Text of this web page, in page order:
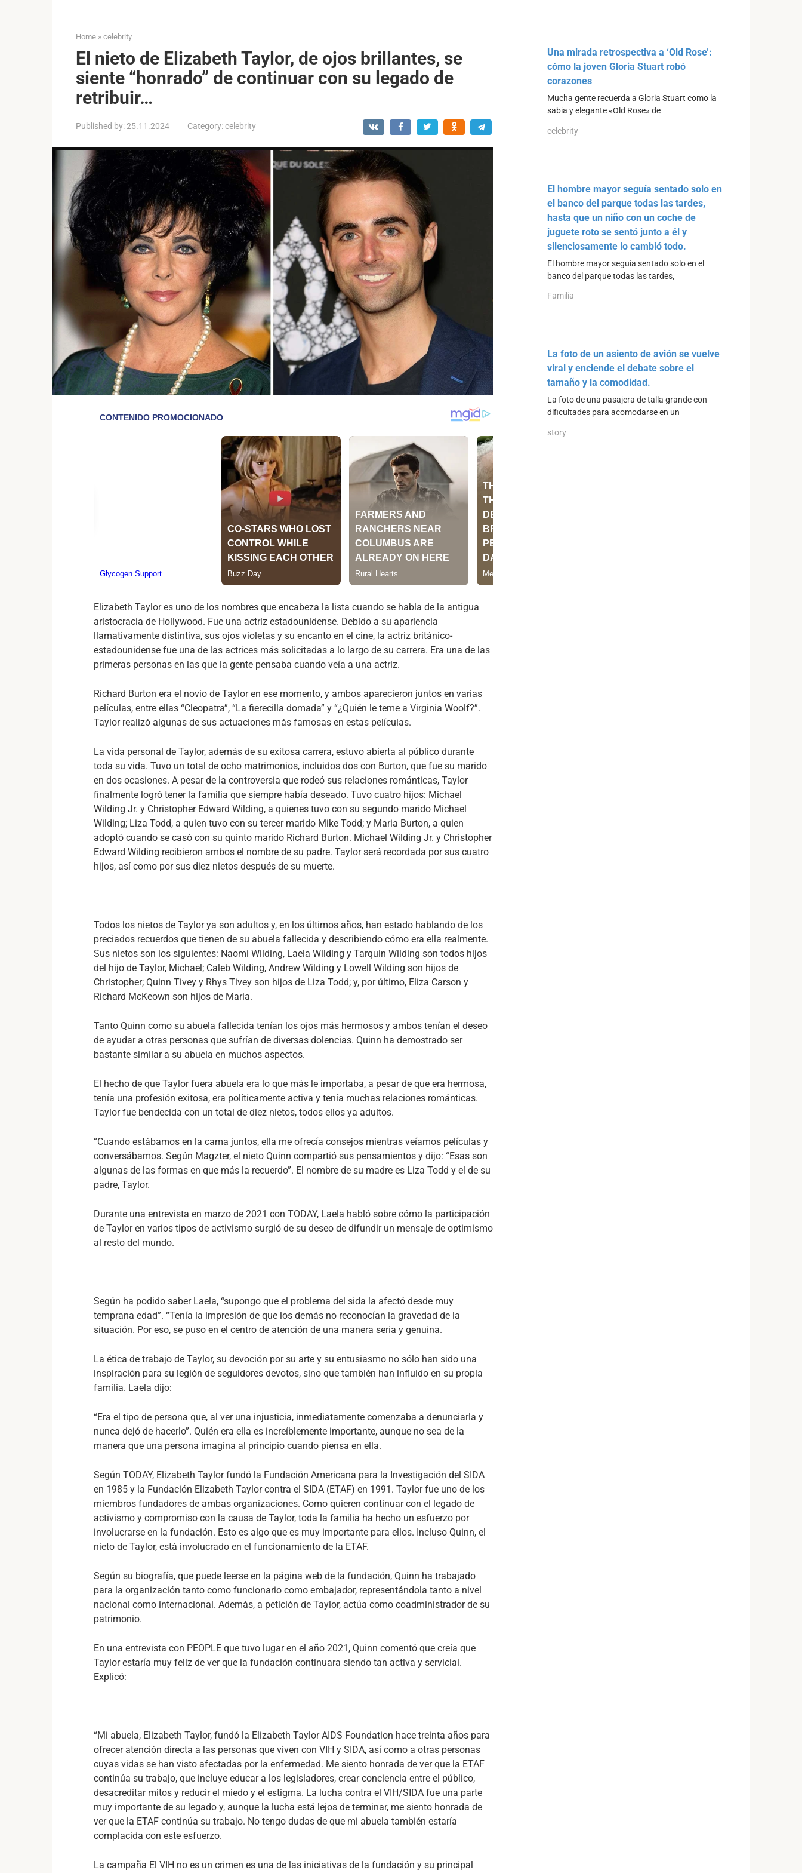
Home » celebrity
El nieto de Elizabeth Taylor, de ojos brillantes, se
siente “honrado” de continuar con su legado de
retribuir…
Published by:25.11.2024 Category:celebrity
Elizabeth Taylor es uno de los nombres que encabeza la lista cuando se habla de la antigua
aristocracia de Hollywood. Fue una actriz estadounidense. Debido a su apariencia
llamativamente distintiva, sus ojos violetas y su encanto en el cine, la actriz británico-
estadounidense fue una de las actrices más solicitadas a lo largo de su carrera. Era una de las
primeras personas en las que la gente pensaba cuando veía a una actriz.
Richard Burton era el novio de Taylor en ese momento, y ambos aparecieron juntos en varias
películas, entre ellas “Cleopatra”, “La fierecilla domada” y “¿Quién le teme a Virginia Woolf?”.
Taylor realizó algunas de sus actuaciones más famosas en estas películas.
La vida personal de Taylor, además de su exitosa carrera, estuvo abierta al público durante
toda su vida. Tuvo un total de ocho matrimonios, incluidos dos con Burton, que fue su marido
en dos ocasiones. A pesar de la controversia que rodeó sus relaciones románticas, Taylor
finalmente logró tener la familia que siempre había deseado. Tuvo cuatro hijos: Michael
Wilding Jr. y Christopher Edward Wilding, a quienes tuvo con su segundo marido Michael
Wilding; Liza Todd, a quien tuvo con su tercer marido Mike Todd; y Maria Burton, a quien
adoptó cuando se casó con su quinto marido Richard Burton. Michael Wilding Jr. y Christopher
Edward Wilding recibieron ambos el nombre de su padre. Taylor será recordada por sus cuatro
hijos, así como por sus diez nietos después de su muerte.
Todos los nietos de Taylor ya son adultos y, en los últimos años, han estado hablando de los
preciados recuerdos que tienen de su abuela fallecida y describiendo cómo era ella realmente.
Sus nietos son los siguientes: Naomi Wilding, Laela Wilding y Tarquin Wilding son todos hijos
del hijo de Taylor, Michael; Caleb Wilding, Andrew Wilding y Lowell Wilding son hijos de
Christopher; Quinn Tivey y Rhys Tivey son hijos de Liza Todd; y, por último, Eliza Carson y
Richard McKeown son hijos de Maria.
Tanto Quinn como su abuela fallecida tenían los ojos más hermosos y ambos tenían el deseo
de ayudar a otras personas que sufrían de diversas dolencias. Quinn ha demostrado ser
bastante similar a su abuela en muchos aspectos.
El hecho de que Taylor fuera abuela era lo que más le importaba, a pesar de que era hermosa,
tenía una profesión exitosa, era políticamente activa y tenía muchas relaciones románticas.
Taylor fue bendecida con un total de diez nietos, todos ellos ya adultos.
“Cuando estábamos en la cama juntos, ella me ofrecía consejos mientras veíamos películas y
conversábamos. Según Magzter, el nieto Quinn compartió sus pensamientos y dijo: “Esas son
algunas de las formas en que más la recuerdo”. El nombre de su madre es Liza Todd y el de su
padre, Taylor.
Durante una entrevista en marzo de 2021 con TODAY, Laela habló sobre cómo la participación
de Taylor en varios tipos de activismo surgió de su deseo de difundir un mensaje de optimismo
al resto del mundo.
Según ha podido saber Laela, “supongo que el problema del sida la afectó desde muy
temprana edad”. “Tenía la impresión de que los demás no reconocían la gravedad de la
situación. Por eso, se puso en el centro de atención de una manera seria y genuina.
La ética de trabajo de Taylor, su devoción por su arte y su entusiasmo no sólo han sido una
inspiración para su legión de seguidores devotos, sino que también han influido en su propia
familia. Laela dijo:
“Era el tipo de persona que, al ver una injusticia, inmediatamente comenzaba a denunciarla y
nunca dejó de hacerlo”. Quién era ella es increíblemente importante, aunque no sea de la
manera que una persona imagina al principio cuando piensa en ella.
Según TODAY, Elizabeth Taylor fundó la Fundación Americana para la Investigación del SIDA
en 1985 y la Fundación Elizabeth Taylor contra el SIDA (ETAF) en 1991. Taylor fue uno de los
miembros fundadores de ambas organizaciones. Como quieren continuar con el legado de
activismo y compromiso con la causa de Taylor, toda la familia ha hecho un esfuerzo por
involucrarse en la fundación. Esto es algo que es muy importante para ellos. Incluso Quinn, el
nieto de Taylor, está involucrado en el funcionamiento de la ETAF.
Según su biografía, que puede leerse en la página web de la fundación, Quinn ha trabajado
para la organización tanto como funcionario como embajador, representándola tanto a nivel
nacional como internacional. Además, a petición de Taylor, actúa como coadministrador de su
patrimonio.
En una entrevista con PEOPLE que tuvo lugar en el año 2021, Quinn comentó que creía que
Taylor estaría muy feliz de ver que la fundación continuara siendo tan activa y servicial.
Explicó:
“Mi abuela, Elizabeth Taylor, fundó la Elizabeth Taylor AIDS Foundation hace treinta años para
ofrecer atención directa a las personas que viven con VIH y SIDA, así como a otras personas
cuyas vidas se han visto afectadas por la enfermedad. Me siento honrada de ver que la ETAF
continúa su trabajo, que incluye educar a los legisladores, crear conciencia entre el público,
desacreditar mitos y reducir el miedo y el estigma. La lucha contra el VIH/SIDA fue una parte
muy importante de su legado y, aunque la lucha está lejos de terminar, me siento honrada de
ver que la ETAF continúa su trabajo. No tengo dudas de que mi abuela también estaría
complacida con este esfuerzo.
La campaña El VIH no es un crimen es una de las iniciativas de la fundación y su principal
Una mirada retrospectiva a ‘Old Rose’:
cómo la joven Gloria Stuart robó
corazones
Mucha gente recuerda a Gloria Stuart como la
sabia y elegante «Old Rose» de
celebrity
El hombre mayor seguía sentado solo en
el banco del parque todas las tardes,
hasta que un niño con un coche de
juguete roto se sentó junto a él y
silenciosamente lo cambió todo.
El hombre mayor seguía sentado solo en el
banco del parque todas las tardes,
Familia
La foto de un asiento de avión se vuelve
viral y enciende el debate sobre el
tamaño y la comodidad.
La foto de una pasajera de talla grande con
dificultades para acomodarse en un
story